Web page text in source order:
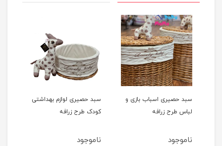
سبد حصیری اسباب بازی و
لباس طرح زرافه
ناموجود
سبد حصیری لوازم بهداشتی
کودک طرح زرافه
ناموجود